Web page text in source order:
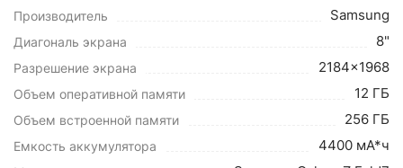
Производитель Samsung
Диагональ экрана 8"
Разрешение экрана 2184x1968
Объем оперативной памяти 12 ГБ
Объем встроенной памяти 256 ГБ
Емкость аккумулятора 4400 мА*ч